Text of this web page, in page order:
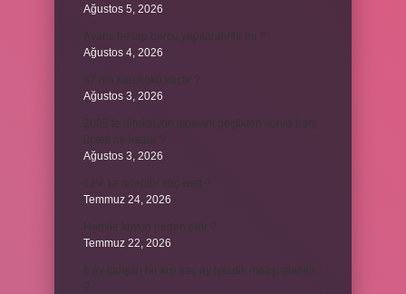
Ağustos 5, 2026
Avans hesap borcu yapılandırılır mı ?
Ağustos 4, 2026
37 nin karekökü kaçtır ?
Ağustos 3, 2026
2025’te direksiyon sınavını geçtikten sonra harç
ücreti ne kadar ?
Ağustos 3, 2026
12V 1a adaptör kaç watt ?
Temmuz 24, 2026
Hamile koyun neden ölür ?
Temmuz 22, 2026
6 ay çalışan bir kişi kaç ay işsizlik maaşı alabilir